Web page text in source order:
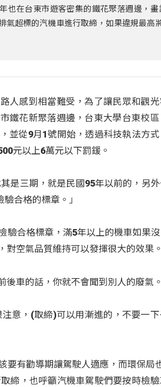
也在台東市遊客密集的鐵花聚落週邊，畫
氣超標的汽機車進行取締，如果違規最高
人感到相當難受，為了讓民眾和觀
鐵花新聚落週邊，台東大學台東校
並從9月1號開始，透過科技執法方
元以上6萬元以下罰鍰。
是三期，就是民國95年以前的，另
合格的標章。」
驗合格標章，滿5年以上的機車如果
空氣品質維持可以發揮很大的效果。
車的話，你就不會聞到別人的廢氣。
意，(取締)可以用漸進的，不要一
要有勸導期讓駕駛人適應，而環保局
締，也呼籲汽機車駕駛們要按時檢